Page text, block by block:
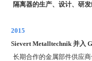
隔离器的生产、设计、研发
2015
Sievert Metalltechnik 并入
长期合作的金属部件供应